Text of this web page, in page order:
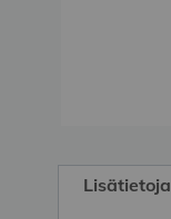
to
Lisätietoja